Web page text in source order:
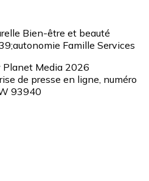
Bien-être et beauté
Famille Services
Planet Media 2026
de presse en ligne, numéro
93940